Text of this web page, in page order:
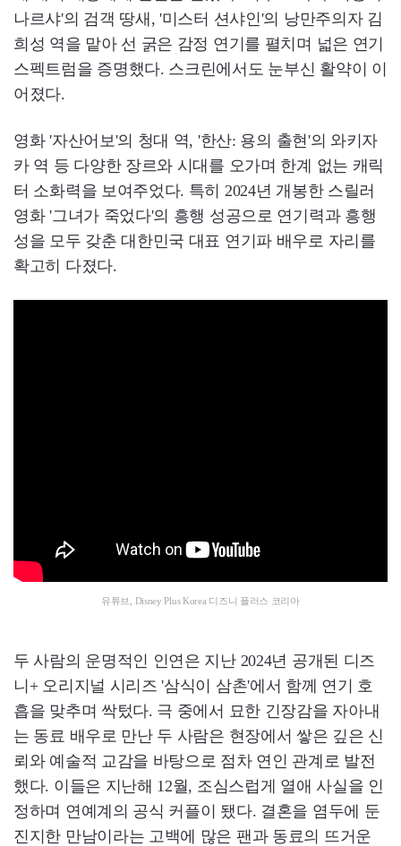
나르샤'의 검객 땅새, '미스터 션샤인'의 낭만주의자 김
희성 역을 맡아 선 굵은 감정 연기를 펼치며 넓은 연기
스펙트럼을 증명했다. 스크린에서도 눈부신 활약이 이
어졌다.
영화 '자산어보'의 청대 역, '한산: 용의 출현'의 와키자
카 역 등 다양한 장르와 시대를 오가며 한계 없는 캐릭
터 소화력을 보여주었다. 특히 2024년 개봉한 스릴러
영화 '그녀가 죽었다'의 흥행 성공으로 연기력과 흥행
성을 모두 갖춘 대한민국 대표 연기파 배우로 자리를
확고히 다졌다.
유튜브, Disney Plus Korea 디즈니 플러스 코리아
두 사람의 운명적인 인연은 지난 2024년 공개된 디즈
니+ 오리지널 시리즈 '삼식이 삼촌'에서 함께 연기 호
흡을 맞추며 싹텄다. 극 중에서 묘한 긴장감을 자아내
는 동료 배우로 만난 두 사람은 현장에서 쌓은 깊은 신
뢰와 예술적 교감을 바탕으로 점차 연인 관계로 발전
했다. 이들은 지난해 12월, 조심스럽게 열애 사실을 인
정하며 연예계의 공식 커플이 됐다. 결혼을 염두에 둔
진지한 만남이라는 고백에 많은 팬과 동료의 뜨거운